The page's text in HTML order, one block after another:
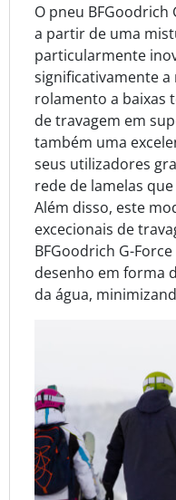
O pneu BFGoodrich
a partir de uma
particularmente
significativamente a
rolamento a baixas
de travagem em
também uma
seus utilizadores
rede de lamelas
Além disso, este
excecionais de
BFGoodrich G-
desenho em forma
da água,